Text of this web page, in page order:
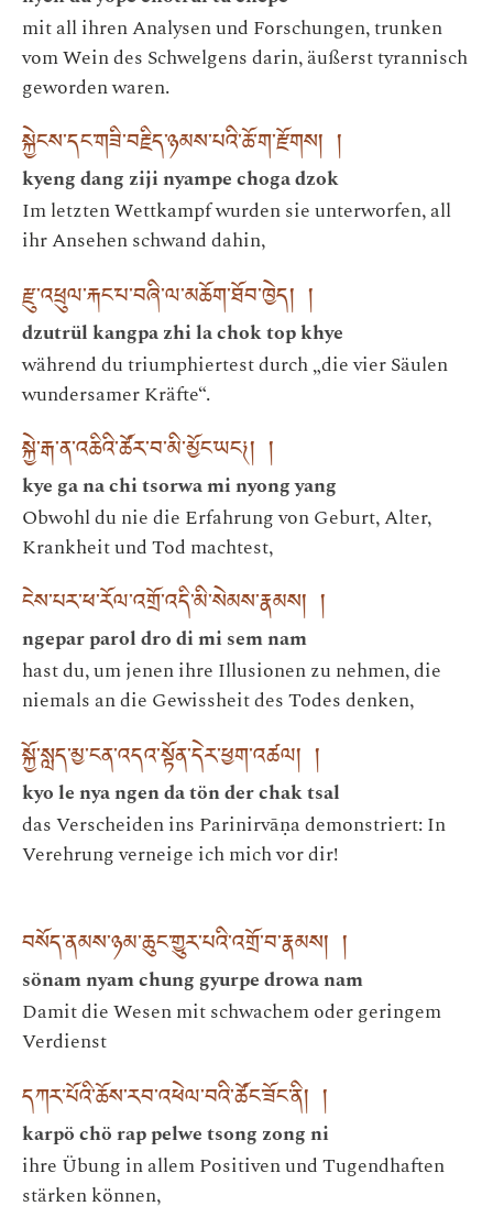
mit all ihren Analysen und Forschungen, trunken
vom Wein des Schwelgens darin, äußerst tyrannisch
geworden waren.
སྐྱེངས་དང་གཟི་བརྗིད་ཉམས་པའི་ཆོ་ག་རྫོགས། །
kyeng dang ziji nyampe choga dzok
Im letzten Wettkampf wurden sie unterworfen, all
ihr Ansehen schwand dahin,
རྫུ་འཕྲུལ་རྐང་པ་བཞི་ལ་མཆོག་ཐོབ་ཁྱེད། །
dzutrül kangpa zhi la chok top khye
während du triumphiertest durch „die vier Säulen
wundersamer Kräfte“.
སྐྱེ་རྒ་ན་འཆིའི་ཚོར་བ་མི་མྱོང་ཡང༏། །
kye ga na chi tsorwa mi nyong yang
Obwohl du nie die Erfahrung von Geburt, Alter,
Krankheit und Tod machtest,
ངེས་པར་ཕ་རོལ་འགྲོ་འདི་མི་སེམས་རྣམས། །
ngepar parol dro di mi sem nam
hast du, um jenen ihre Illusionen zu nehmen, die
niemals an die Gewissheit des Todes denken,
སྐྱོ་སླད་མྱ་ངན་འདའ་སྟོན་དེར་ཕྱག་འཚལ། །
kyo le nya ngen da tön der chak tsal
das Verscheiden ins Parinirvāṇa demonstriert: In
Verehrung verneige ich mich vor dir!
བསོད་ནམས་ཉམ་ཆུང་གྱུར་པའི་འགྲོ་བ་རྣམས། །
sönam nyam chung gyurpe drowa nam
Damit die Wesen mit schwachem oder geringem
Verdienst
དཀར་པོའི་ཆོས་རབ་འཕེལ་བའི་ཚོང་ཟོང་ནི། །
karpö chö rap pelwe tsong zong ni
ihre Übung in allem Positiven und Tugendhaften
stärken können,